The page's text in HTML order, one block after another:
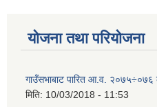
योजना तथा परियोजना
गाउँसभाबाट पारित आ.व. २०७५÷०७६
मिति: 10/03/2018 - 11:53